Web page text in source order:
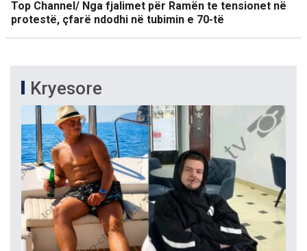
Top Channel/ Nga fjalimet për Ramën te tensionet në
protestë, çfarë ndodhi në tubimin e 70-të
Kryesore